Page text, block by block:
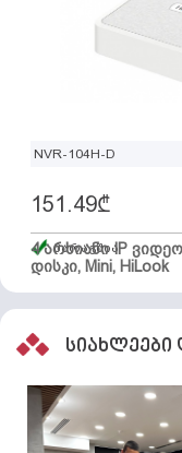
NVR-104H-D
4 არხიანი IP
დისკი, Mini, HiLook
151.49₾
მარაგშია
სიახლეები